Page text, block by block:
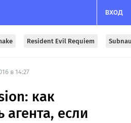
ВХОД
Resident Evil Requiem
в 14:27
как
агента, если